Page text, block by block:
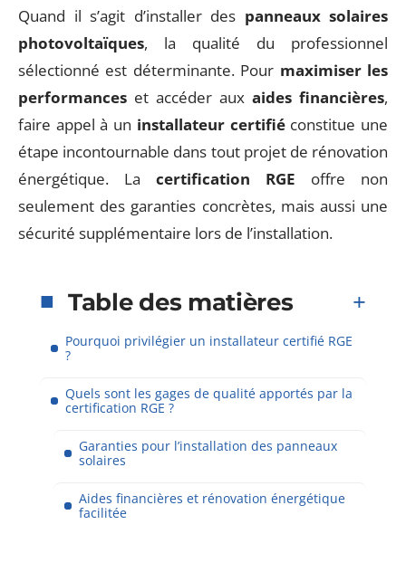
Quand il s’agit d’installer des panneaux solaires
photovoltaïques, la qualité du professionnel
sélectionné est déterminante. Pour maximiser les
performances et accéder aux aides financières,
faire appel à un installateur certifiéconstitue une
étape incontournable dans tout projet de rénovation
énergétique. La certification RGE offre non
seulement des garanties concrètes, mais aussi une
sécurité supplémentaire lors de l’installation.
Table des matières
Pourquoi privilégier un installateur certifié RGE
?
Quels sont les gages de qualité apportés par la
certification RGE ?
Garanties pour l’installation des panneaux
solaires
Aides financières et rénovation énergétique
facilitée